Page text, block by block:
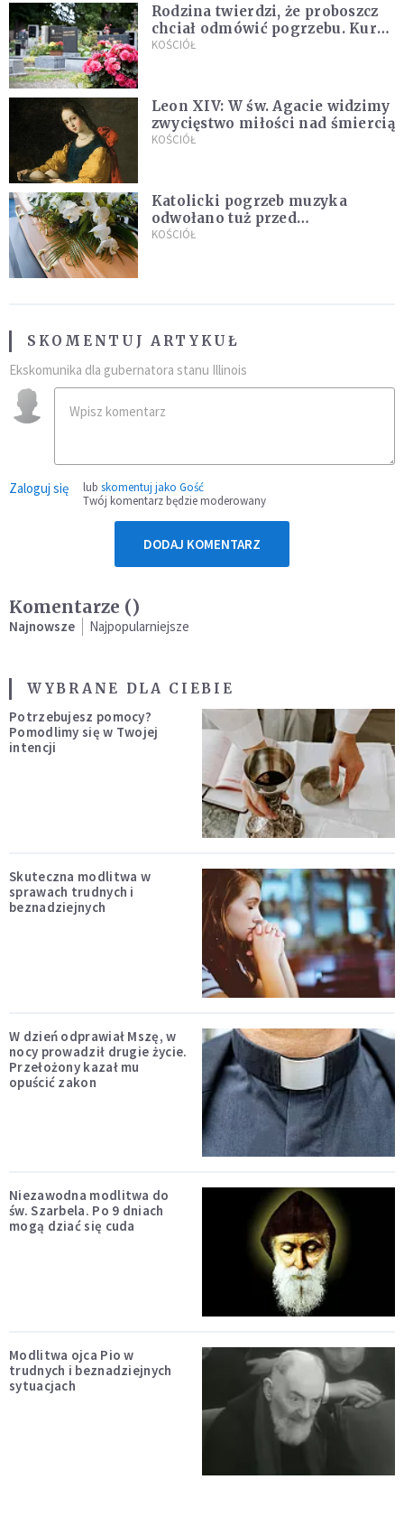
Rodzina twierdzi, że proboszcz
chciał odmówić pogrzebu. Kuria
zapowiada wyjaśnienia
KOŚCIÓŁ
Leon XIV: W św. Agacie widzimy
zwycięstwo miłości nad śmiercią
KOŚCIÓŁ
Katolicki pogrzeb muzyka
odwołano tuż przed
uroczystością. Powodem była
KOŚCIÓŁ
SKOMENTUJ ARTYKUŁ
Ekskomunika dla gubernatora stanu Illinois
Zaloguj się lub skomentuj jako Gość
Twój komentarz będzie moderowany
DODAJ KOMENTARZ
Komentarze ()
Najnowsze Najpopularniejsze
WYBRANE DLA CIEBIE
Potrzebujesz pomocy?
Pomodlimy się w Twojej
intencji
Skuteczna modlitwa w
sprawach trudnych i
beznadziejnych
W dzień odprawiał Mszę, w
nocy prowadził drugie życie.
Przełożony kazał mu
opuścić zakon
Niezawodna modlitwa do
św. Szarbela. Po 9 dniach
mogą dziać się cuda
Modlitwa ojca Pio w
trudnych i beznadziejnych
sytuacjach